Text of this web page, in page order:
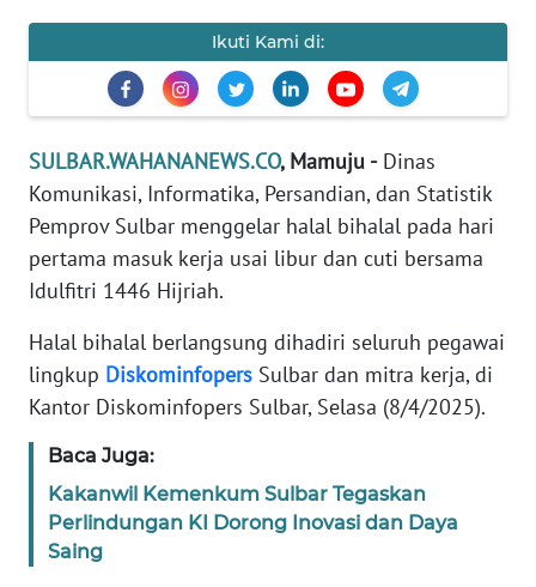
Ikuti Kami di:
SULBAR.WAHANANEWS.CO, Mamuju -Dinas
Komunikasi, Informatika, Persandian, dan Statistik
Pemprov Sulbar menggelar halal bihalal pada hari
pertama masuk kerja usai libur dan cuti bersama
Idulfitri 1446 Hijriah.
Halal bihalal berlangsung dihadiri seluruh pegawai
lingkup Diskominfopers Sulbar dan mitra kerja, di
Kantor Diskominfopers Sulbar, Selasa (8/4/2025).
Baca Juga:
Kakanwil Kemenkum Sulbar Tegaskan
Perlindungan KI Dorong Inovasi dan Daya
Saing
PEDOMAN
MEDIA
SIBER
REDAKSI
DISCLAIMER
Wahana
Regional
WN
SUMUT